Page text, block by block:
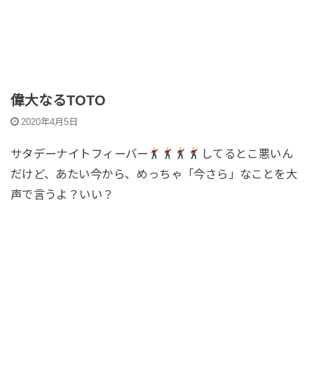
偉大なるTOTO
2020年4月5日
サタデーナイトフィーバー
してるとこ悪いん
だけど、あたい今から、めっちゃ「今さら」なことを大
声で言うよ？いい？